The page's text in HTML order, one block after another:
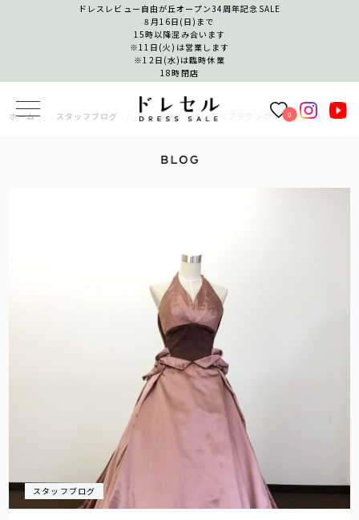
ドレスレビュー自由が丘オープン34周年記念SALE
8月16日(日)まで
15時以降混み合います
※11日(火)は営業します
※12日(水)は臨時休業
18時閉店
0
ホーム スタッフブログ セール対象！ピンク×ブラウンのインポートドレス
スタッフブログ